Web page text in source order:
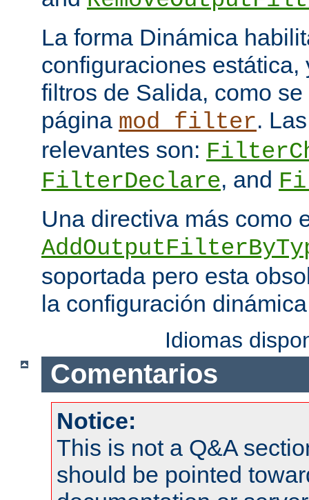
La forma Dinámica
configuraciones
filtros de Salida, como
página mod_filter.
relevantes son:
FilterDeclare, and
Una directiva más como
soportada pero esta
la configuración
Idiomas
Comentarios
Notice:
This is not a Q&A
should be pointed